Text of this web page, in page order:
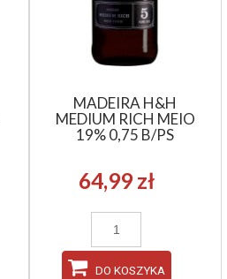
MADEIRA H&H
MEDIUM RICH MEIO
19% 0,75 B/PS
64,99 zł
DO KOSZYKA